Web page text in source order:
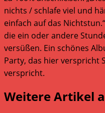
nichts / schlafe viel und
einfach auf das
die ein oder andere
versüßen. Ein schönes
Party, das hier verspricht
verspricht.
Weitere Artikel